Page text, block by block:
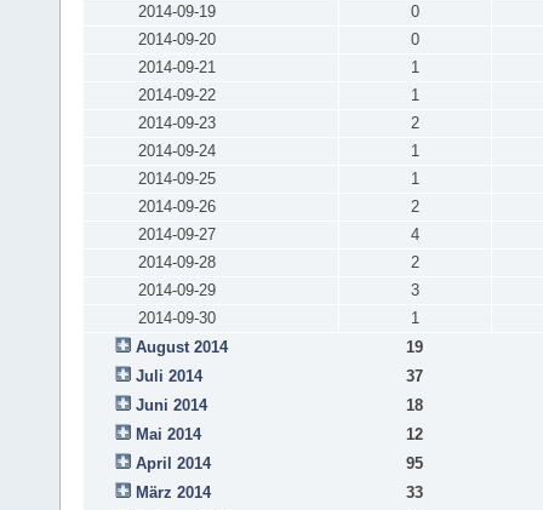
2014-09-19
0
2014-09-20
0
2014-09-21
1
2014-09-22
1
2014-09-23
2
2014-09-24
1
2014-09-25
1
2014-09-26
2
2014-09-27
4
2014-09-28
2
2014-09-29
3
2014-09-30
1
August 2014
19
Juli 2014
37
Juni 2014
18
Mai 2014
12
April 2014
95
März 2014
33